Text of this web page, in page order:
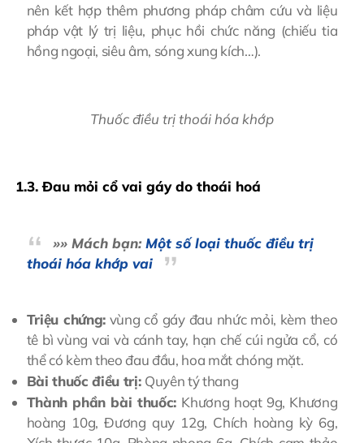
nên kết hợp thêm phương pháp châm cứu và liệu
pháp vật lý trị liệu, phục hồi chức năng (chiếu tia
hồng ngoại, siêu âm, sóng xung kích…).
Thuốc điều trị thoái hóa khớp
1.3. Đau mỏi cổ vai gáy do thoái hoá
»» Mách bạn:Một số loại thuốc điều trị
thoái hóa khớp vai
Triệu chứng:vùng cổ gáy đau nhức mỏi, kèm theo
tê bì vùng vai và cánh tay, hạn chế cúi ngửa cổ, có
thể có kèm theo đau đầu, hoa mắt chóng mặt.
Bài thuốc điều trị: Quyên tý thang
Thành phần bài thuốc: Khương hoạt 9g, Khương
hoàng 10g, Đương quy 12g, Chích hoàng kỳ 6g,